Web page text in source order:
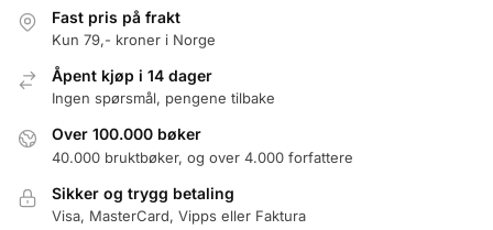
Fast pris på frakt
Kun 79,- kroner i Norge
Åpent kjøp i 14 dager
Ingen spørsmål, pengene tilbake
Over 100.000 bøker
40.000 bruktbøker, og over 4.000 forfattere
Sikker og trygg betaling
Visa, MasterCard, Vipps eller Faktura